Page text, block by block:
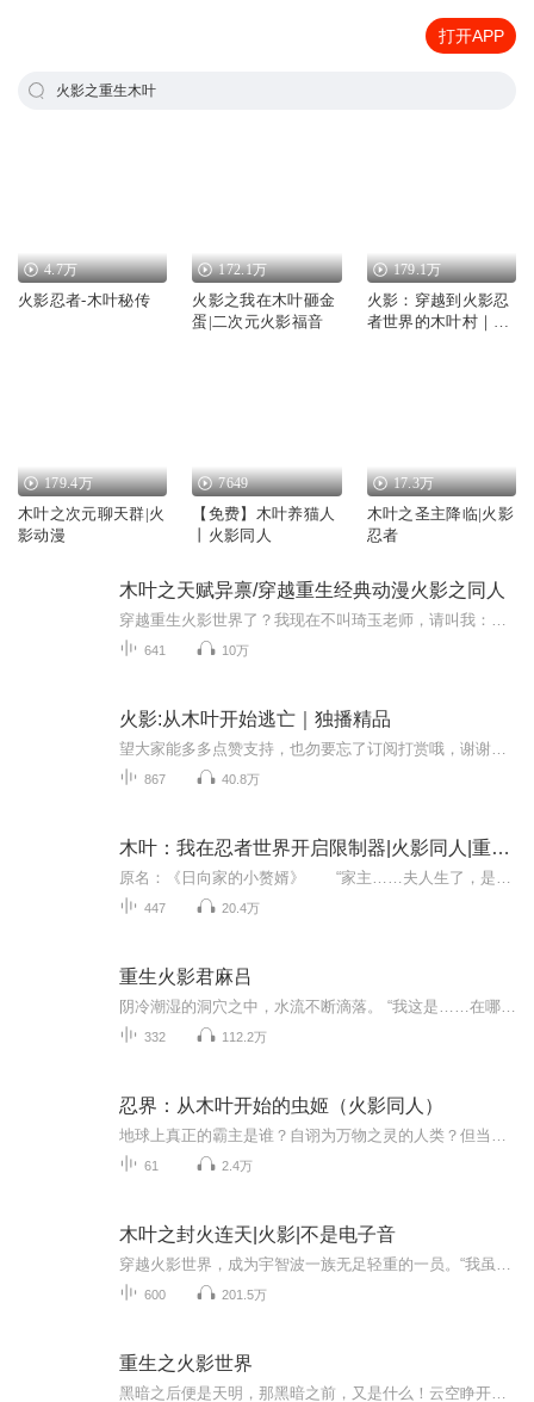
打开APP
火影之重生木叶
4.7万
火影忍者-木叶秘传
172.1万
火影之我在木叶砸金
蛋|二次元火影福音
179.1万
火影：穿越到火影忍
者世界的木叶村｜最
179.4万
木叶之次元聊天群|火
影动漫
7649
【免费】木叶养猫人
丨火影同人
17.3万
木叶之圣主降临|火影
忍者
木叶之天赋异禀/穿越重生经典动漫火影之同人
641 10万
火影:从木叶开始逃亡｜独播精品
867 40.8万
木叶：我在忍者世界开启限制器|火影同人|重生|最强火影忍者诞生|多人有声剧
447 20.4万
重生火影君麻吕
332 112.2万
忍界：从木叶开始的虫姬（火影同人）
61 2.4万
木叶之封火连天|火影|不是电子音
600 201.5万
重生之火影世界